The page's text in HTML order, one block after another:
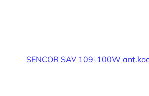
SENCOR SAV 109-100W